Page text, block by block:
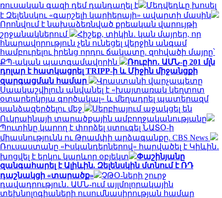
ռուսական գազի դեմ դանդաղել է
Մեդվեդևը խոսել
է Զելենսկու «գարշելի կարիերայի» ավարտի մասին
Որոնվում է նախաձեռնված քրեական վարույթի
շրջանակներում
Հիշեք, տիկին․ կան մայրեր, որ
հնարավորություն չեն ունեցել վերջին անգամ
համբուրելու իրենց որդու ճակատը. զոհվածի մայրը՝
ՔՊ-ական պատգամավորին
Ռուբիո․ ԱՄՆ-ը 201 մլն
դոլար է հատկացրել TRIPP-ի և Միջին միջանցքի
զարգացման համար
Վրաստանի վարչապետը
Սաակաշվիլուն անվանել է «խայտառակ կեղտոտ
օտարերկրյա գործակալ» և մեղադրել պատերազմ
սանձազերծելու մեջ
Սերբիայում աջակցել են
Ուկրաինայի տարածքային ամբողջականությանը
Պուտինը կարող է փորձել ստուգել ՆԱՏՕ-ի
միասնությունն ու Թրամփի արձագանքը. CBS News
Ռուսաստանը «Իսկանդերներով» հարվածել է Կիևին․
խոցվել է երկու կարևոր օբյեկտ
Փաշինյանը
զանգահարել է Ալիևին. Զելենսկին մտնում է ՌԴ
դաշնակցի «տարածք»
ՉԹՕ-ների շուրջ
դավադրություն․ ԱՄՆ-ում այլմոլորակային
տեխնոլոգիաների ուսումնասիրության համար